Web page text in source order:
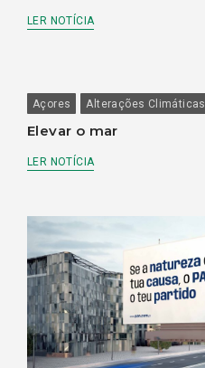
LER NOTÍCIA
Açores Alterações Climáticas
Elevar o mar
LER NOTÍCIA